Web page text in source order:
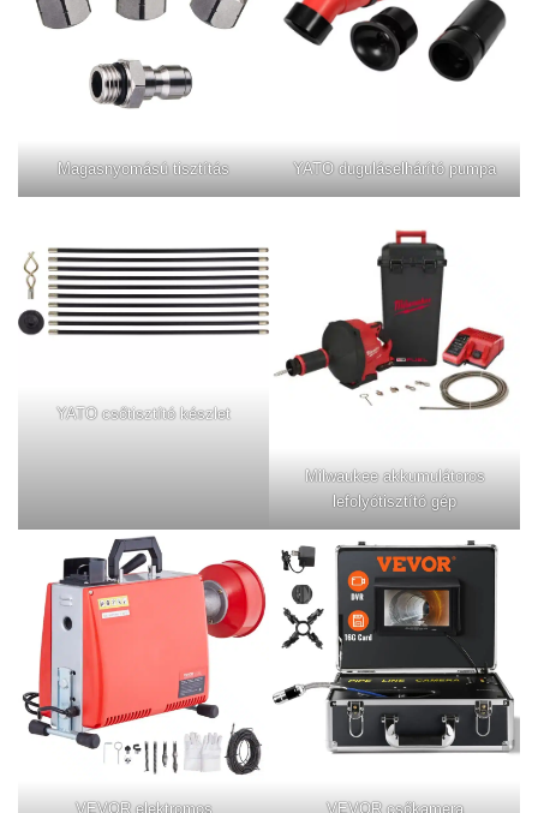
Magasnyomású tisztítás YATO duguláselhárító pumpa
YATO csőtisztító készlet
Milwaukee akkumulátoros
lefolyótisztító gép
VEVOR elektromos VEVOR csőkamera